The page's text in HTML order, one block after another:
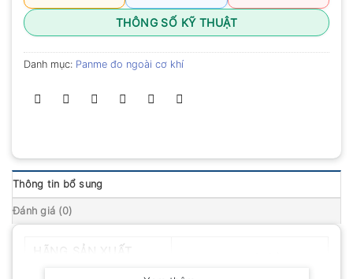
THÔNG SỐ KỸ THUẬT
Danh mục: Panme đo ngoài cơ khí
Thông tin bổ sung
Đánh giá (0)